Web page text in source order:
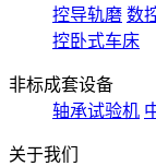
控导轨磨 数
控卧式车床
非标成套设备
轴承试验机
关于我们